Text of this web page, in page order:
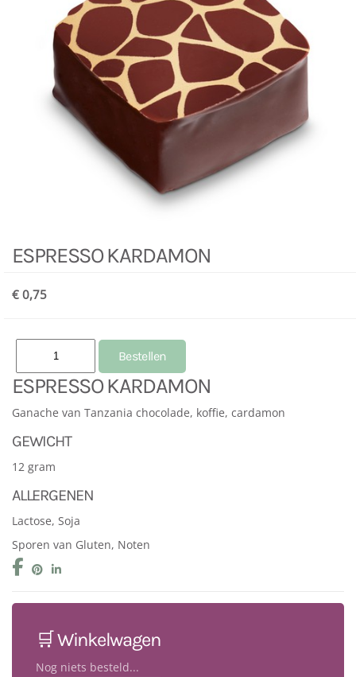
ESPRESSO KARDAMON
€ 0,75
ESPRESSO KARDAMON
Ganache van Tanzania chocolade, koffie, cardamon
GEWICHT
12 gram
ALLERGENEN
Lactose, Soja
Sporen van Gluten, Noten
🛒 Winkelwagen
Nog niets besteld...